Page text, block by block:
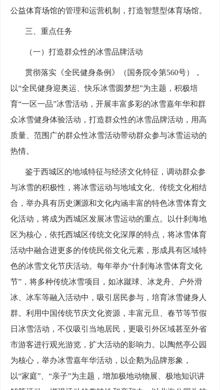
公益体育场馆的管理和运营机制，打造智慧型体育场馆。
三、重点任务
（一）打造群众性的冰雪品牌活动
贯彻落实《全民健身条例》（国务院令第560号），
以“全民健身迎奥运、快乐冰雪圆梦想”为主题，积极培
育“一区一品”冰雪活动，开展丰富多彩的冰雪嘉年华和群
众冰雪健身体验活动，打造群众性的冰雪品牌活动，用高
质量、范围广的群众性冰雪活动带动群众参与冰雪运动的
热情。
鉴于西城区的地域特征与经济文化特征，调动群众参
与冰雪的积极性，将冰雪运动与地域文化、传统文化相结
合，举办具有历史渊源和文化内涵丰富的特色冰雪体育文
化活动，将成为西城区发展冰雪运动的重点。以什刹海地
区为核心，依托西城区传统文化深厚的特点，将冰雪体育
活动中融合进更多的传统民俗文化元素，形成具有区域特
色的冰雪文化节庆活动。每年举办“什刹海冰雪体育文化
节”，将多种传统冰雪项目，如冰蹴球、冰龙舟、户外滑
冰、冰车等融入活动中，吸引居民参与，培育冰雪健身人
群。利用中国传统节庆文化资源，丰富元旦、春节等节假
日冰雪活动，不仅吸引当地居民，更吸引外区域甚至外省
市游客进行观光游览，扩大活动的影响力。以陶然亭公园
为核心，举办冰雪嘉年华活动，以企鹅为品牌形象，
以“家庭”、“亲子”为主题，增加极地动物展、极地知识讲